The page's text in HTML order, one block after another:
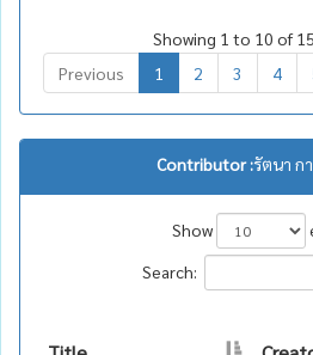
Showing 1 to 10 of
Previous
1 2 3 4
Contributor :รัตนา
Show
Search: